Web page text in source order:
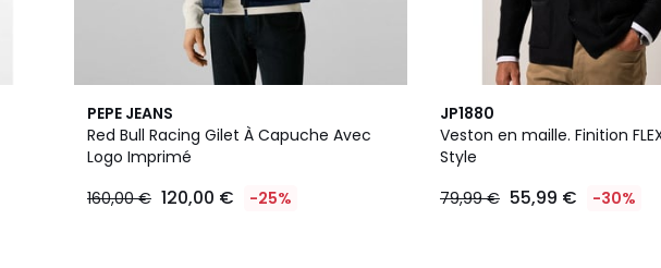
PEPE JEANS
Red Bull Racing Gilet À Capuche Avec
Logo Imprimé
160,00 € 120,00 € -25%
JP1880
Veston en maille. Finition
Style
79,99 € 55,99 € -30%